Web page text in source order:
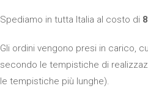
Spediamo in tutta Italia al costo di
Gli ordini vengono presi in carico,
secondo le tempistiche di
le tempistiche più lunghe).